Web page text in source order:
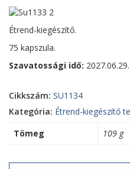
Étrend-kiegészítő.
75 kapszula.
Szavatossági idő: 2027.06.29.
Cikkszám: SU1134
Kategória: Étrend-kiegészítő
Tömeg
109 g